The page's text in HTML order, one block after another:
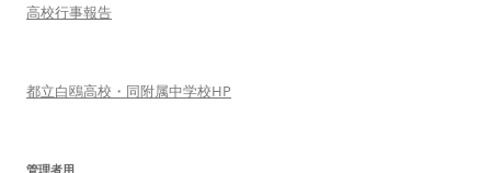
高校行事報告
都立白鴎高校・同附属中学校HP
管理者用